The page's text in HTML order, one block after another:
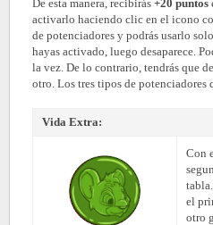
De esta manera, recibirás +20 puntos
activarlo haciendo clic en el icono
de potenciadores y podrás usarlo
hayas activado, luego desaparece.
la vez. De lo contrario, tendrás que
otro. Los tres tipos de potenciadores
Vida Extra:
Con
el
otro